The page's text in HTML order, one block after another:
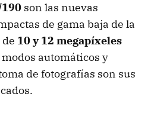
son las nuevas
de gama baja de la
10 y 12 megapíxeles
automáticos y
de fotografías son sus